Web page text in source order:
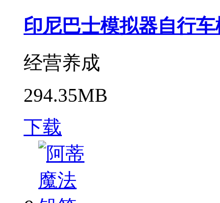
印尼巴士模拟器自行
经营养成
294.35MB
下载